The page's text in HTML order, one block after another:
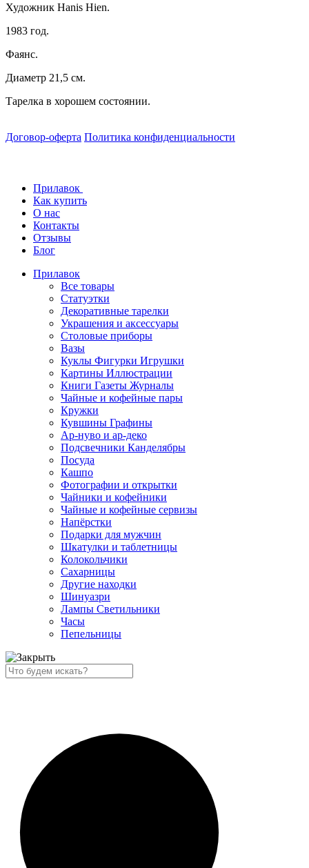
Художник Hanis Hien.
1983 год.
Фаянс.
Диаметр 21,5 см.
Тарелка в хорошем состоянии.
Договор-оферта Политика конфиденциальности
Прилавок
Как купить
О нас
Контакты
Отзывы
Блог
Прилавок
Все товары
Статуэтки
Декоративные тарелки
Украшения и аксессуары
Столовые приборы
Вазы
Куклы Фигурки Игрушки
Картины Иллюстрации
Книги Газеты Журналы
Чайные и кофейные пары
Кружки
Кувшины Графины
Ар-нуво и ар-деко
Подсвечники Канделябры
Посуда
Кашпо
Фотографии и открытки
Чайники и кофейники
Чайные и кофейные сервизы
Напёрстки
Подарки для мужчин
Шкатулки и таблетницы
Колокольчики
Сахарницы
Другие находки
Шинуазри
Лампы Светильники
Часы
Пепельницы